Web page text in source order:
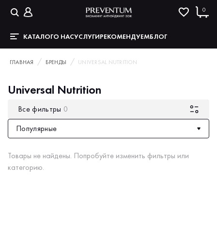
0
КАТАЛОГО НАСУСЛУГИРЕКОМЕНДУЕМБЛОГ
ГЛАВНАЯ БРЕНДЫ UNIVERSAL NUTRITION
Universal Nutrition
Все фильтры 0
Популярные
Товары не найдены. Попробуйте изменить фильтры или
категорию.